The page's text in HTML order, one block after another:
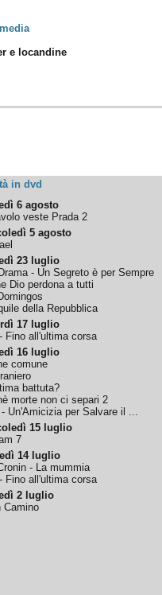
e locandine
in dvd
6 agosto
veste Prada 2
5 agosto
23 luglio
- Un Segreto è per Sempre
Dio perdona a tutti
della Repubblica
17 luglio
Fino all'ultima corsa
16 luglio
comune
battuta?
morte non ci separi 2
Un'Amicizia per Salvare il ...
15 luglio
7
14 luglio
- La mummia
Fino all'ultima corsa
2 luglio
Camino